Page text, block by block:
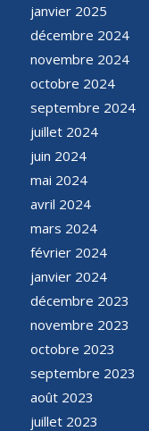
janvier 2025
décembre 2024
novembre 2024
octobre 2024
septembre 2024
juillet 2024
juin 2024
mai 2024
avril 2024
mars 2024
février 2024
janvier 2024
décembre 2023
novembre 2023
octobre 2023
septembre 2023
août 2023
juillet 2023